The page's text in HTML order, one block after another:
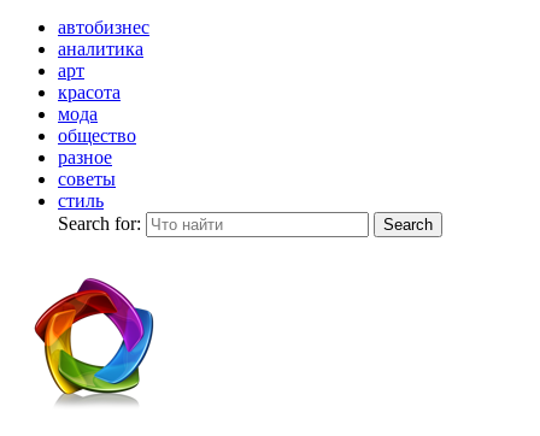
автобизнес
аналитика
арт
красота
мода
общество
разное
советы
стиль
Search for:
Search